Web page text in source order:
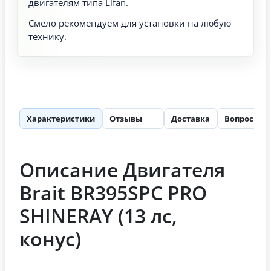
двигателям типа Lifan.
Смело рекомендуем для установки на любую
технику.
Характеристики Отзывы Доставка Вопросы
Описание Двигателя
Brait BR395SPC PRO
SHINERAY (13 лс,
конус)